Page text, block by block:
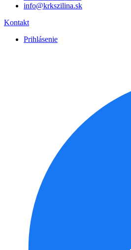
info@krkszilina.sk
Kontakt
Prihlásenie